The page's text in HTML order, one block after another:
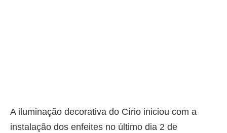
A iluminação decorativa do Círio iniciou com a
instalação dos enfeites no último dia 2 de